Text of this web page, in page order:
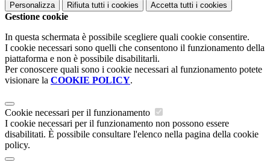
Personalizza Rifiuta tutti i cookies Accetta tutti i cookies
Gestione cookie
In questa schermata è possibile scegliere quali cookie consentire.
I cookie necessari sono quelli che consentono il funzionamento della
piattaforma e non è possibile disabilitarli.
Per conoscere quali sono i cookie necessari al funzionamento potete
visionare la COOKIE POLICY.
Cookie necessari per il funzionamento
I cookie necessari per il funzionamento non possono essere
disabilitati. È possibile consultare l'elenco nella pagina della cookie
policy.